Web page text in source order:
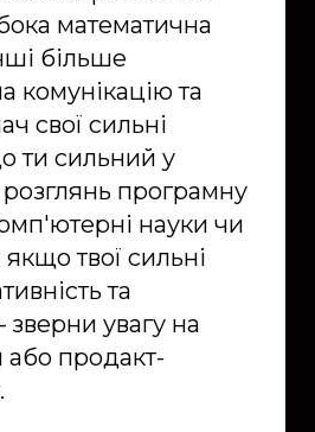
математична
більше
комунікацію та
свої сильні
ти сильний у
програмну
науки чи
твої сильні
та
зверни увагу на
або продакт-